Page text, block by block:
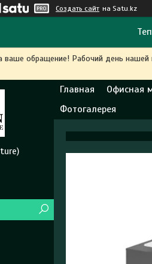
Создать сайт на Satu.kz
ваше обращение! Рабочий день
Главная Офисная
Фотогалерея